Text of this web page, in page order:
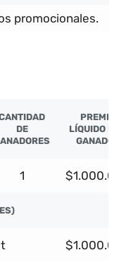
promocionales.
DE
PREMIO
LÍQUIDO POR
GANADOR
1